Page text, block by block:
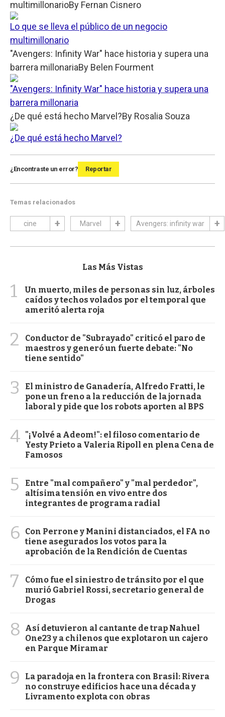
multimillonarioBy Fernan Cisnero
Lo que se lleva el público de un negocio
multimillonario
"Avengers: Infinity War" hace historia y supera una
barrera millonariaBy Belen Fourment
"Avengers: Infinity War" hace historia y supera una
barrera millonaria
¿De qué está hecho Marvel?By Rosalia Souza
¿De qué está hecho Marvel?
¿Encontraste un error? Reportar
Temas relacionados
cine Marvel Avengers: infinity war
Las Más Vistas
1
Un muerto, miles de personas sin luz, árboles
caídos y techos volados por el temporal que
ameritó alerta roja
2
Conductor de "Subrayado" criticó el paro de
maestros y generó un fuerte debate: "No
tiene sentido"
3
El ministro de Ganadería, Alfredo Fratti, le
pone un freno a la reducción de la jornada
laboral y pide que los robots aporten al BPS
4 "¡Volvé a Adeom!": el filoso comentario de
Yesty Prieto a Valeria Ripoll en plena Cena de
Famosos
5
Entre "mal compañero" y "mal perdedor",
altísima tensión en vivo entre dos
integrantes de programa radial
6
Con Perrone y Manini distanciados, el FA no
tiene asegurados los votos para la
aprobación de la Rendición de Cuentas
7
Cómo fue el siniestro de tránsito por el que
murió Gabriel Rossi, secretario general de
Drogas
8
Así detuvieron al cantante de trap Nahuel
One23 y a chilenos que explotaron un cajero
en Parque Miramar
9
La paradoja en la frontera con Brasil: Rivera
no construye edificios hace una década y
Livramento explota con obras